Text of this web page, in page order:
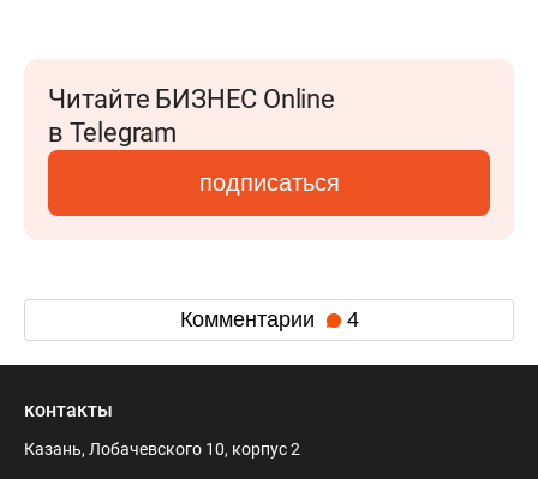
Читайте БИЗНЕС Online
в Telegram
подписаться
Комментарии 4
контакты
Казань, Лобачевского 10, корпус 2